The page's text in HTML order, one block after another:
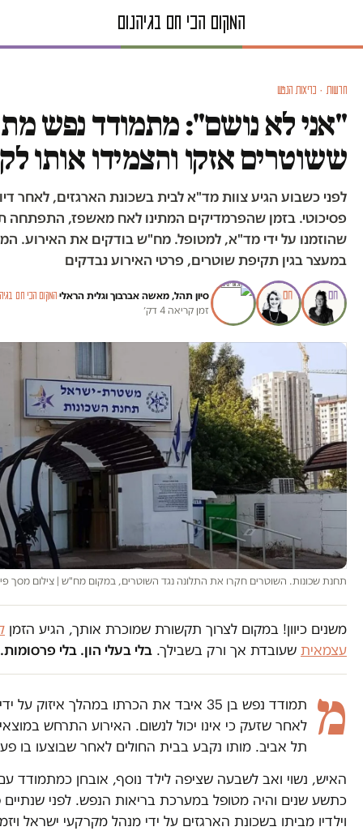
חדשות · בריאות הנפש
"אני לא נושם": מתמודד נפש
ששוטרים אזקו והצמידו אותו
לפני כשבוע הגיע צוות מד"א לבית בשכונת הארגזים, לאחר
פסיכוטי. בזמן שהפרמדיקים המתינו לאח מאשפז, התפתחה
שהוזמנו על ידי מד"א, למטופל. מח"ש בודקים את האירוע.
במעצר בגין תקיפת שוטרים, פרטי האירוע נבדקים
סיון תהל, מאשה אברבוך וגלית הראלי·המקום הכי חם
זמן קריאה 4 דק׳
תחנת שכונות. השוטרים חקרו את התלונה נגד השוטרים, במקום מח"ש | צילום מסך
משנים כיוון! במקום לצרוך תקשורת שמוכרת אותך, הגיע הזמן
עצמאית שעובדת אך ורק בשבילך. בלי בעלי הון. בלי
מ תמודד נפש בן 35 איבד את הכרתו במהלך איזוק
תל אביב. מותו נקבע בבית החולים לאחר שבוצעו בו
האיש, נשוי ואב לשבעה שציפה לילד נוסף, אובחן כמתמודד עם
כתשע שנים והיה מטופל במערכת בריאות הנפש. לפני
וילדיו מביתו בשכונת הארגזים על ידי מנהל מקרקעי ישראל